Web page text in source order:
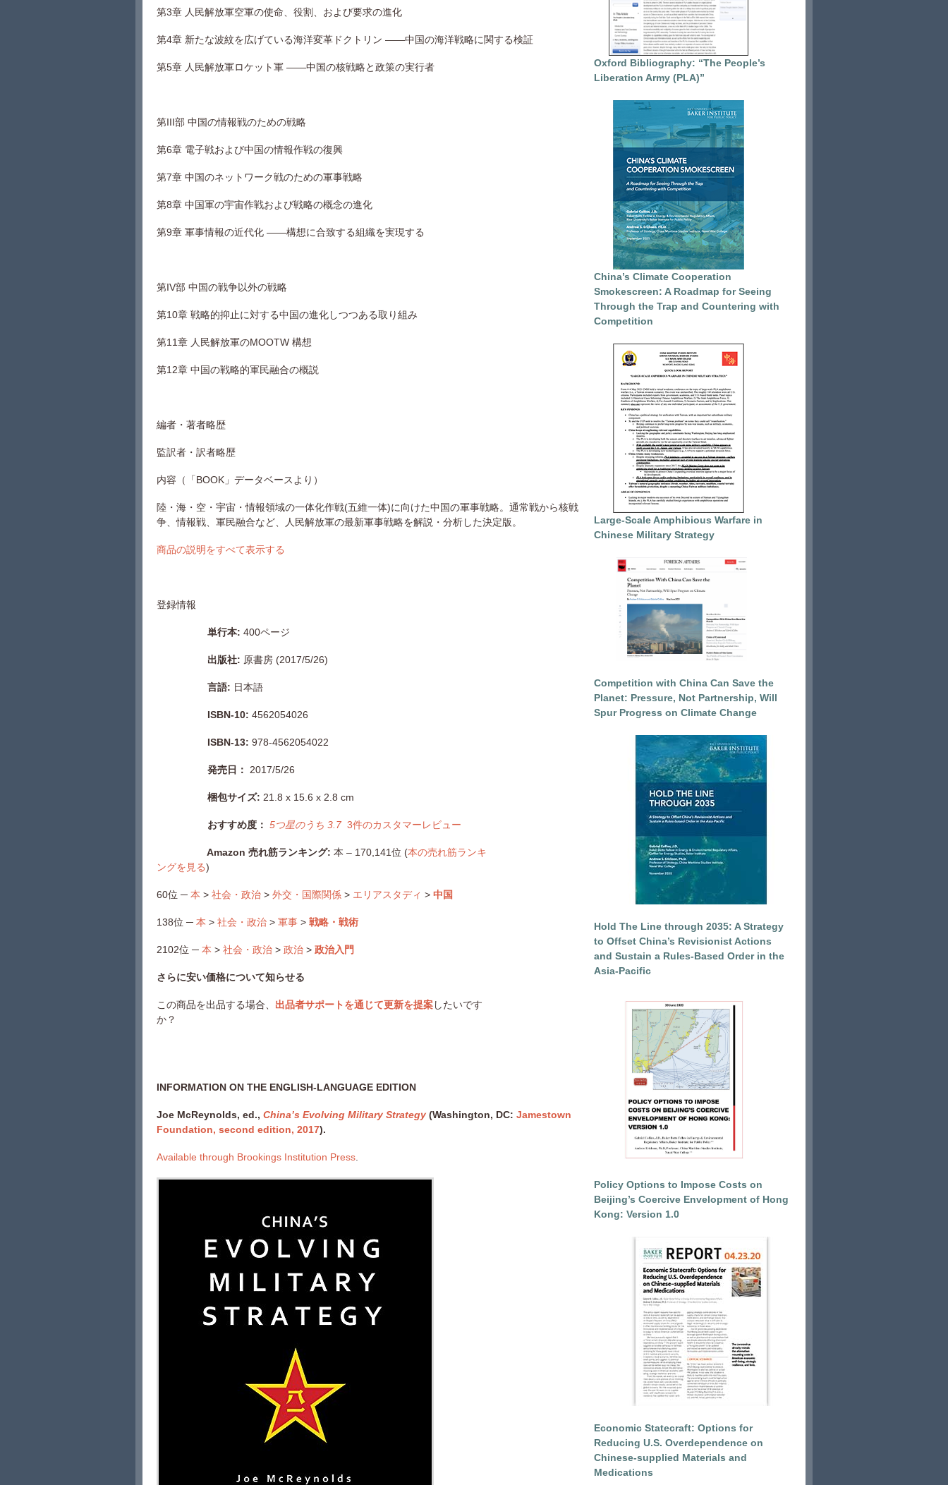
第3章 人民解放軍空軍の使命、役割、および要求の進化
第4章 新たな波紋を広げている海洋変革ドクトリン ――中国の海洋戦略に関する検証
第5章 人民解放軍ロケット軍 ――中国の核戦略と政策の実行者
第III部 中国の情報戦のための戦略
第6章 電子戦および中国の情報作戦の復興
第7章 中国のネットワーク戦のための軍事戦略
第8章 中国軍の宇宙作戦および戦略の概念の進化
第9章 軍事情報の近代化 ――構想に合致する組織を実現する
第IV部 中国の戦争以外の戦略
第10章 戦略的抑止に対する中国の進化しつつある取り組み
第11章 人民解放軍のMOOTW 構想
第12章 中国の戦略的軍民融合の概説
編者・著者略歴
監訳者・訳者略歴
内容（「BOOK」データベースより）
陸・海・空・宇宙・情報領域の一体化作戦(五維一体)に向けた中国の軍事戦略。通常戦から核戦
争、情報戦、軍民融合など、人民解放軍の最新軍事戦略を解説・分析した決定版。
商品の説明をすべて表示する
登録情報
単行本: 400ページ
出版社: 原書房 (2017/5/26)
言語: 日本語
ISBN-10: 4562054026
ISBN-13: 978-4562054022
発売日： 2017/5/26
梱包サイズ: 21.8 x 15.6 x 2.8 cm
おすすめ度： 5つ星のうち 3.7 3件のカスタマーレビュー
Amazon 売れ筋ランキング: 本 – 170,141位 (本の売れ筋ランキ
ングを見る)
60位 ─ 本 > 社会・政治 > 外交・国際関係 > エリアスタディ > 中国
138位 ─ 本 > 社会・政治 > 軍事 > 戦略 ・ 戦術
2102位 ─ 本 > 社会・政治 > 政治 > 政治入門
さらに安い価格について知らせる
この商品を出品する場合、 出品者サポートを通じて更新を提案したいです
か？
INFORMATION ON THE ENGLISH-LANGUAGE EDITION
Joe McReynolds, ed., China’s Evolving Military Strategy (Washington, DC: Jamestown
Foundation, second edition, 2017).
Available through Brookings Institution Press
Oxford Bibliography: “The People’s
Liberation Army (PLA)”
China’s Climate Cooperation
Smokescreen: A Roadmap for Seeing
Through the Trap and Countering with
Competition
Large-Scale Amphibious Warfare in
Chinese Military Strategy
Competition with China Can Save the
Planet: Pressure, Not Partnership, Will
Spur Progress on Climate Change
Hold The Line through 2035: A Strategy
to Offset China’s Revisionist Actions
and Sustain a Rules-Based Order in the
Asia-Pacific
Policy Options to Impose Costs on
Beijing’s Coercive Envelopment of Hong
Kong: Version 1.0
Economic Statecraft: Options for
Reducing U.S. Overdependence on
Chinese-supplied Materials and
Medications